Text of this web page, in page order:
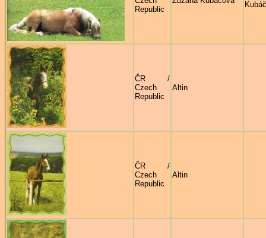
Republic
ČR /
Czech
Republic
Altin
ČR /
Czech
Republic
Altin